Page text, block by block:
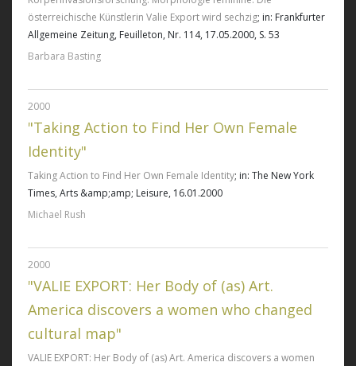
österreichische Künstlerin Valie Export wird sechzig; in: Frankfurter
Allgemeine Zeitung, Feuilleton, Nr. 114, 17.05.2000, S. 53
Barbara Basting
2000
"Taking Action to Find Her Own Female
Identity"
Taking Action to Find Her Own Female Identity; in: The New York
Times, Arts &amp;amp; Leisure, 16.01.2000
Michael Rush
2000
"VALIE EXPORT: Her Body of (as) Art.
America discovers a women who changed
cultural map"
VALIE EXPORT: Her Body of (as) Art. America discovers a women